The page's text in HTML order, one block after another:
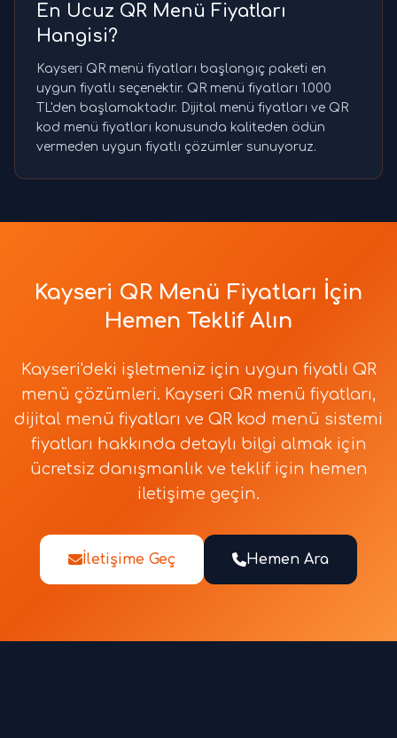
En Ucuz QR Menü Fiyatları
Hangisi?
Kayseri QR menü fiyatları başlangıç paketi en
uygun fiyatlı seçenektir. QR menü fiyatları 1.000
TL'den başlamaktadır. Dijital menü fiyatları ve QR
kod menü fiyatları konusunda kaliteden ödün
vermeden uygun fiyatlı çözümler sunuyoruz.
Kayseri QR Menü Fiyatları İçin
Hemen Teklif Alın
Kayseri'deki işletmeniz için uygun fiyatlı QR
menü çözümleri. Kayseri QR menü fiyatları,
dijital menü fiyatları ve QR kod menü sistemi
fiyatları hakkında detaylı bilgi almak için
ücretsiz danışmanlık ve teklif için hemen
iletişime geçin.
İletişime Geç Hemen Ara